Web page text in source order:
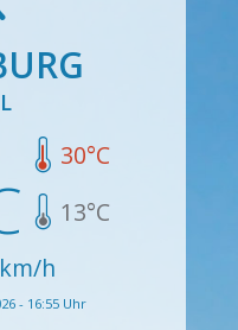
30°C
13°C
km/h
- 16:55 Uhr